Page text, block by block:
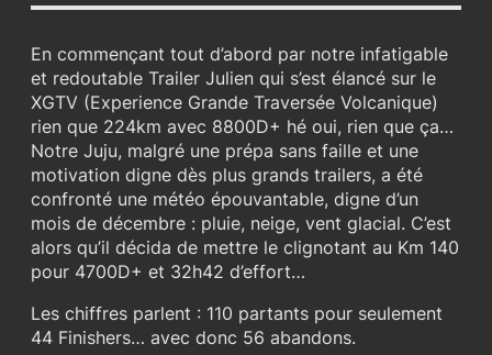
En commençant tout d’abord par notre infatigable
et redoutable Trailer Julien qui s’est élancé sur le
XGTV (Experience Grande Traversée Volcanique)
rien que 224km avec 8800D+ hé oui, rien que ça…
Notre Juju, malgré une prépa sans faille et une
motivation digne dès plus grands trailers, a été
confronté une météo épouvantable, digne d’un
mois de décembre : pluie, neige, vent glacial. C’est
alors qu’il décida de mettre le clignotant au Km 140
pour 4700D+ et 32h42 d’effort…
Les chiffres parlent : 110 partants pour seulement
44 Finishers… avec donc 56 abandons.